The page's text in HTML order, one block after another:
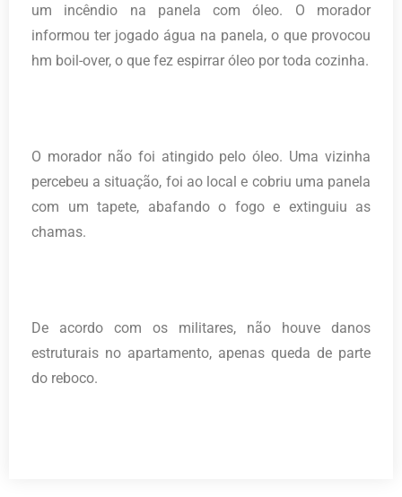
um incêndio na panela com óleo. O morador
informou ter jogado água na panela, o que provocou
hm boil-over, o que fez espirrar óleo por toda cozinha.
O morador não foi atingido pelo óleo. Uma vizinha
percebeu a situação, foi ao local e cobriu uma panela
com um tapete, abafando o fogo e extinguiu as
chamas.
De acordo com os militares, não houve danos
estruturais no apartamento, apenas queda de parte
do reboco.